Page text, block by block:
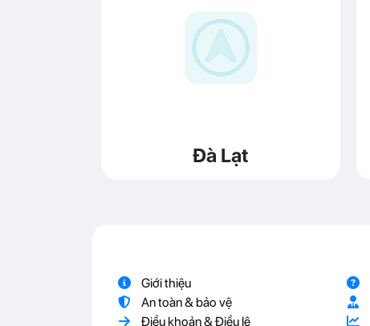
Đà Lạt
Giới thiệu
An toàn & bảo vệ
Điều khoản & Điều lệ